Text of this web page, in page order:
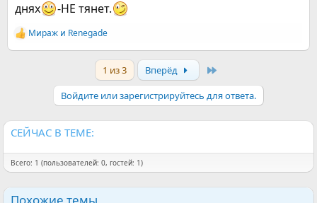
днях
-НЕ тянет.
Р
е
Мираж и Renegade
1 из 3 Вперёд
Войдите или зарегистрируйтесь для ответа.
СЕЙЧАС В ТЕМЕ:
Всего: 1 (пользователей: 0, гостей: 1)